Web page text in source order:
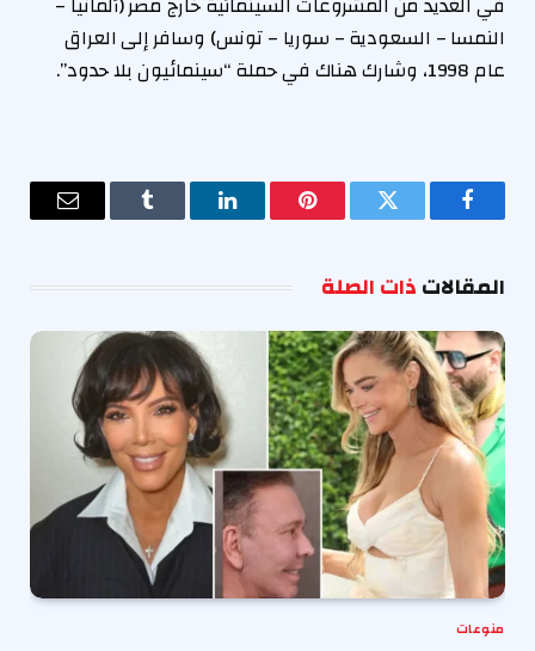
النمسا – السعودية – سوريا – تونس) وسافر إلى العراق
عام 1998، وشارك هناك في حملة “سينمائيون بلا حدود”.
فيسبوك تويتر بينتيريستلينكدإن Tumblr
البريد
المقالاتذات الصلة
منوعات